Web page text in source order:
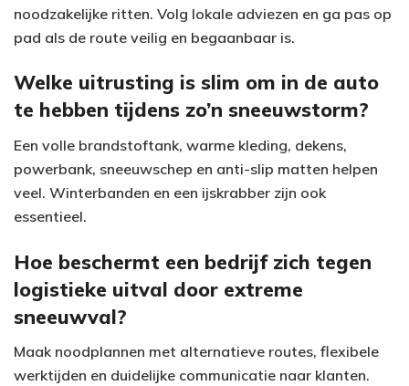
noodzakelijke ritten. Volg lokale adviezen en ga pas op
pad als de route veilig en begaanbaar is.
Welke uitrusting is slim om in de auto
te hebben tijdens zo’n sneeuwstorm?
Een volle brandstoftank, warme kleding, dekens,
powerbank, sneeuwschep en anti-slip matten helpen
veel. Winterbanden en een ijskrabber zijn ook
essentieel.
Hoe beschermt een bedrijf zich tegen
logistieke uitval door extreme
sneeuwval?
Maak noodplannen met alternatieve routes, flexibele
werktijden en duidelijke communicatie naar klanten.